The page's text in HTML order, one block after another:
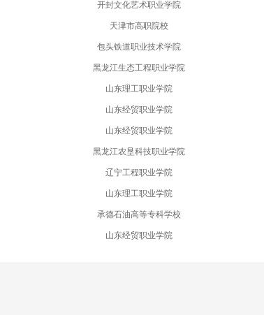
开封文化艺术职业学院
天津市高职院校
包头铁道职业技术学院
黑龙江生态工程职业学院
山东理工职业学院
山东经贸职业学院
山东经贸职业学院
黑龙江农垦科技职业学院
辽宁工程职业学院
山东理工职业学院
承德石油高等专科学校
山东经贸职业学院